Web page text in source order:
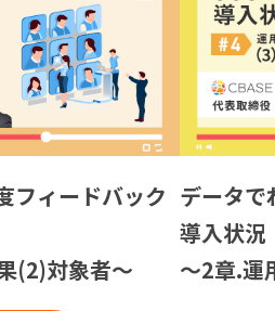
フィードバック
(2)対象者〜
データ
導入状況
〜2章.運